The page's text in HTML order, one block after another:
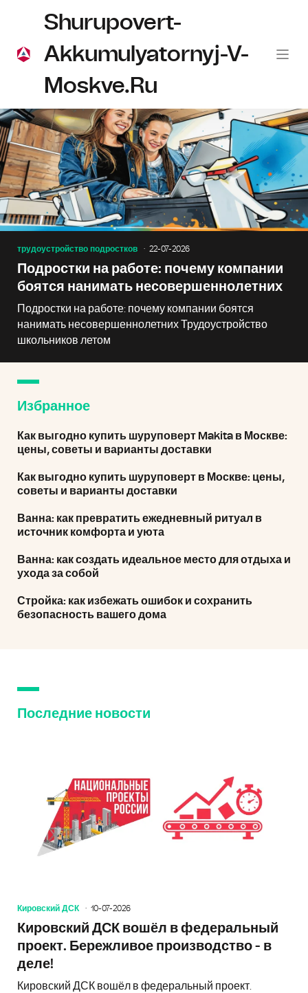
Shurupovert-
Akkumulyatornyj-V-
Moskve.ru
трудоустройство подростков 22-07-2026
Подростки на работе: почему компании
боятся нанимать несовершеннолетних
Подростки на работе: почему компании боятся
нанимать несовершеннолетних Трудоустройство
школьников летом
Избранное
Как выгодно купить шуруповерт Makita в Москве:
цены, советы и варианты доставки
Как выгодно купить шуруповерт в Москве: цены,
советы и варианты доставки
Ванна: как превратить ежедневный ритуал в
источник комфорта и уюта
Ванна: как создать идеальное место для отдыха и
ухода за собой
Стройка: как избежать ошибок и сохранить
безопасность вашего дома
Последние новости
Кировский ДСК 10-07-2026
Кировский ДСК вошёл в федеральный
проект. Бережливое производство - в
деле!
Кировский ДСК вошёл в федеральный проект.